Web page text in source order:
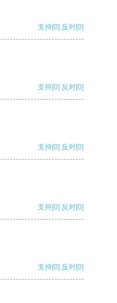
支持[0] 反对[0]
支持[0] 反对[0]
支持[0] 反对[0]
支持[0] 反对[0]
支持[0] 反对[0]